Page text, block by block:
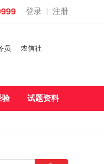
登录 注册
员
农信社
验 试题资料